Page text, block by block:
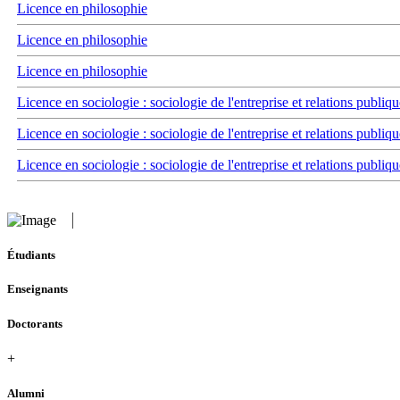
Licence en philosophie
Licence en philosophie
Licence en philosophie
Licence en sociologie : sociologie de l'entreprise et relations
Licence en sociologie : sociologie de l'entreprise et relations
Licence en sociologie : sociologie de l'entreprise et relations
Étudiants
Enseignants
Doctorants
+
Alumni